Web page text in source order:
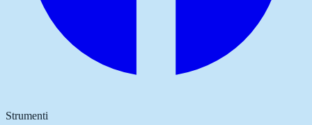
Strumenti